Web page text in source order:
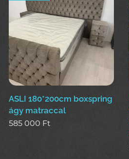
ASLI 180*200cm boxspring
ágy matraccal
585 000 Ft